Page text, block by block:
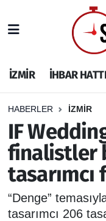
İZMİR İHBAR HATTI
HABERLER İZMİR
IF
finalistler
tasarımcı
“Denge”
tasarımcı 206
İHBAR HATTI
DEPREM
GENEL
EKONOMİ
SİYASET
İzmir Nöbetçi
İzmir Hava
İzmir Namaz
İzmir Trafik
Puan Durumu
Tüm Manşetler